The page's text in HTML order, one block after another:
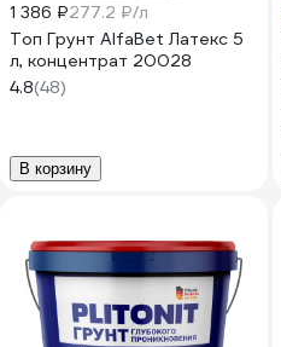
1 386 ₽277.2 ₽/л
Топ Грунт AlfaBet Латекс 5
л, концентрат 20028
4.8(48)
В корзину